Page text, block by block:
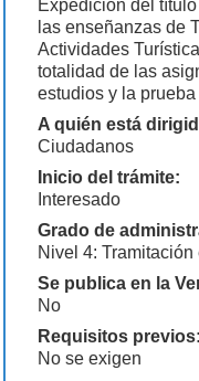
Expedición del
las enseñanzas de
Actividades
totalidad de las
estudios y la
A quién está
Ciudadanos
Inicio del trámite:
Interesado
Grado de
Nivel 4:
Se publica en la
No
Requisitos previos:
No se exigen